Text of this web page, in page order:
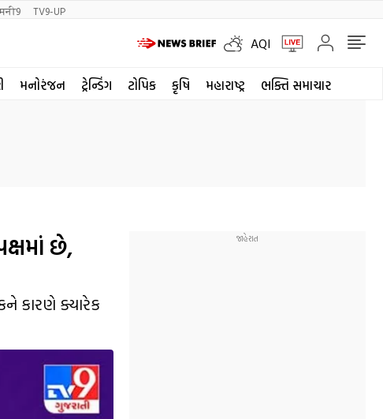
मनी9 TV9-UP
AQI
મનોરંજન ટ્રેન્ડિંગ ટોપિક કૃષિ મહારાષ્ટ્ર ભક્તિ સમાચાર
છે,
કારણે ક્યારેક